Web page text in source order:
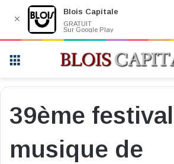
39ème
musique de
✕
Blois Capitale
GRATUIT
Sur Google Play